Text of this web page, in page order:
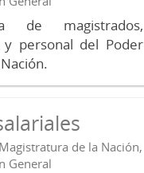
de magistrados,
y personal del Poder
de la Nación,
General